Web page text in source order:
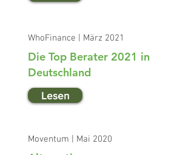
WhoFinance | März 2021
Die Top Berater 2021 in
Deutschland
Lesen
Moventum | Mai 2020